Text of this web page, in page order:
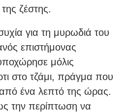
ζέστης.
για τη μυρωδιά του
επιστήμονας
μόλις
στο τζάμι, πράγμα που
από ένα λεπτό της ώρας.
την περίπτωση να